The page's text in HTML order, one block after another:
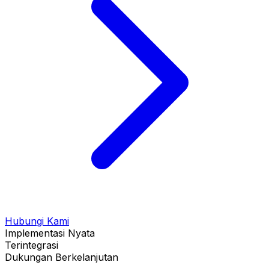
Hubungi Kami
Implementasi Nyata
Terintegrasi
Dukungan Berkelanjutan